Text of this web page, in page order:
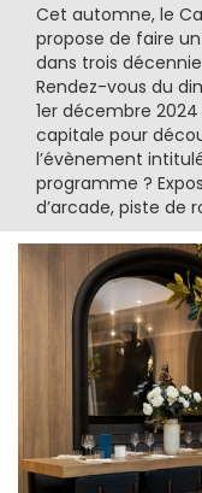
Cet automne, le
propose de faire
dans trois
Rendez-vous du
1er décembre
capitale pour
l’évènement
programme ?
d’arcade, piste de